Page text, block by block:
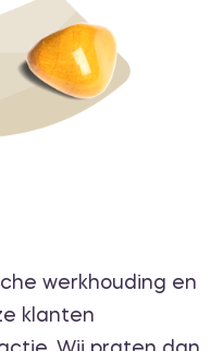
werkhouding en
klanten